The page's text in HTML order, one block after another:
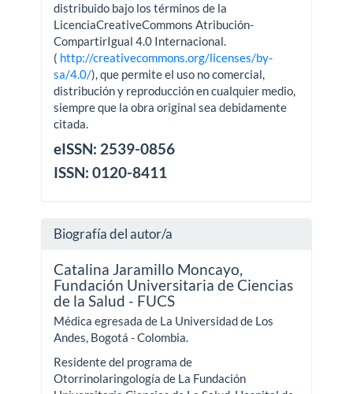
distribuido bajo los términos de la
LicenciaCreativeCommons Atribución-
CompartirIgual 4.0 Internacional.
( http://creativecommons.org/licenses/by-
sa/4.0/), que permite el uso no comercial,
distribución y reproducción en cualquier medio,
siempre que la obra original sea debidamente
citada.
eISSN: 2539-0856
ISSN: 0120-8411
Biografía del autor/a
Catalina Jaramillo Moncayo,
Fundación Universitaria de Ciencias
de la Salud - FUCS
Médica egresada de La Universidad de Los
Andes, Bogotá - Colombia.
Residente del programa de
Otorrinolaringología de La Fundación